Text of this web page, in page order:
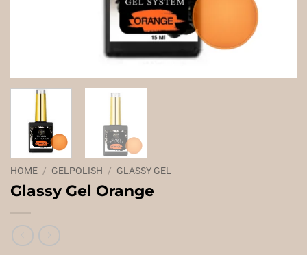
HOME / GELPOLISH / GLASSY GEL
Glassy Gel Orange